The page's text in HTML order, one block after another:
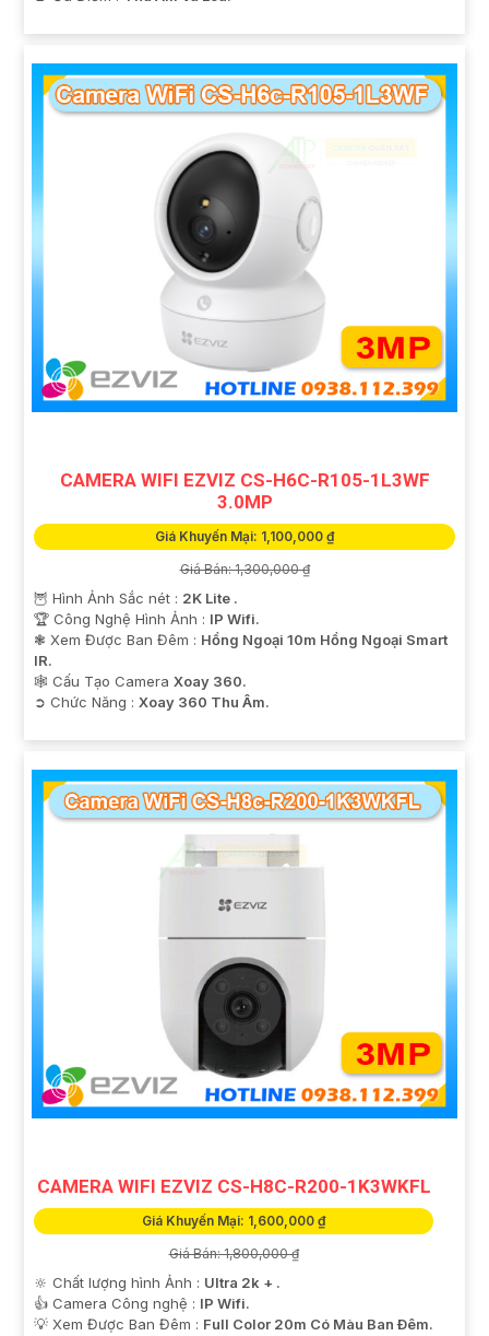
CAMERA WIFI EZVIZ CS-H6C-R105-1L3WF
3.0MP
Giá Khuyến Mại: 1,100,000 ₫
Giá Bán: 1,300,000 ₫
🦉 Hình Ảnh Sắc nét : 2K Lite .
🏆 Công Nghệ Hình Ảnh : IP Wifi.
❃ Xem Được Ban Đêm : Hồng Ngoại 10m Hồng Ngoại Smart
IR.
🕸️ Cấu Tạo Camera Xoay 360.
️➲ Chức Năng : Xoay 360 Thu Âm.
CAMERA WIFI EZVIZ CS-H8C-R200-1K3WKFL
Giá Khuyến Mại: 1,600,000 ₫
Giá Bán: 1,800,000 ₫
🔆 Chất lượng hình Ảnh : Ultra 2k + .
👍 Camera Công nghệ : IP Wifi.
💡 Xem Được Ban Đêm : Full Color 20m Có Màu Ban Ðêm.